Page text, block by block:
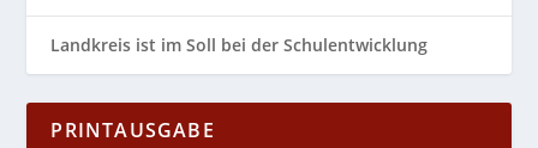
Landkreis ist im Soll bei der Schulentwicklung
PRINTAUSGABE